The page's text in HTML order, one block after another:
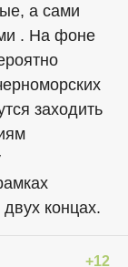
а сами
. На фоне
заходить
концах.
+12